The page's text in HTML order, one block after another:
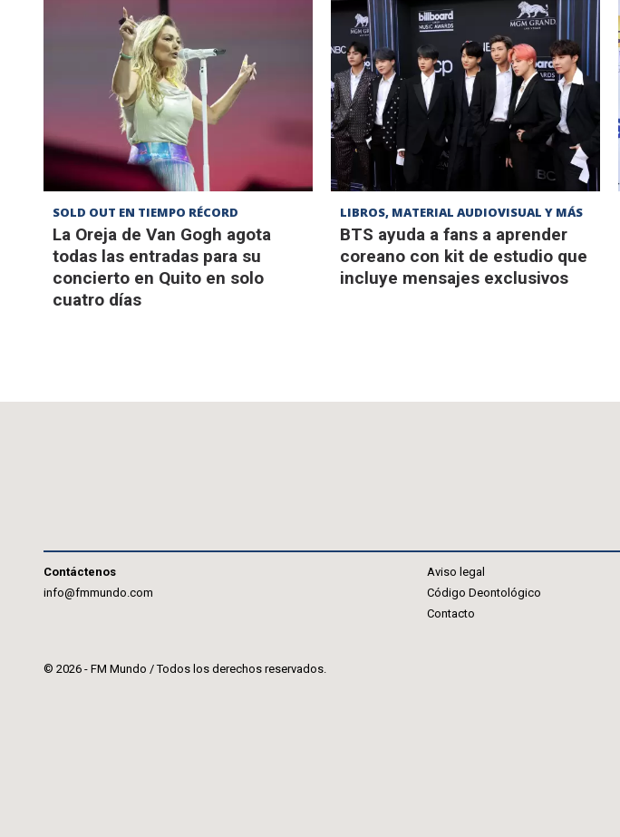
SOLD OUT EN TIEMPO RÉCORD
La Oreja de Van Gogh agota
todas las entradas para su
concierto en Quito en solo
cuatro días
LIBROS, MATERIAL AUDIOVISUAL Y MÁS
BTS ayuda a fans a aprender
coreano con kit de estudio que
incluye mensajes exclusivos
Contáctenos
info@fmmundo.com
Aviso legal
Código Deontológico
Contacto
© 2026 - FM Mundo / Todos los derechos reservados.